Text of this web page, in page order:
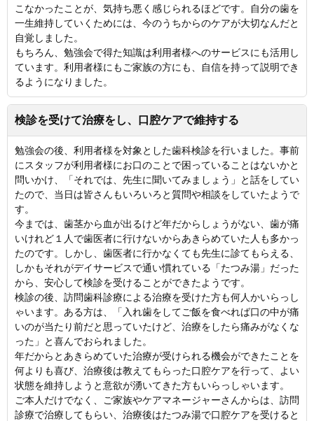
こなかったことが、気持ち悪く感じられるほどです。自分の歯を
一生維持していくためには、今のうちからのケアが大切なんだと
自覚しました。
もちろん、勉強会で得た知識は利用者様へのサービスにも活用し
ています。利用者様にもご家族の方にも、自信を持って説明でき
るようになりました。
検診を受けて治療をし、口腔ケアで維持する
勉強会の後、利用者様を対象とした歯科検診を行いました。事前
にスタッフが利用者様にお口のことで困っていることはないかと
問いかけ、「それでは、先生に聞いてみましょう」と話をしてい
たので、当日は皆さんもいろいろと質問や相談をしていたようで
す。
今までは、歯茎から血が出るけど年だからしょうがない、歯が痛
いけれど１人で歯医者に行けないからあきらめていた人も多かっ
たのです。しかし、歯医者に行かなくても先生に診てもらえる、
しかもそれがデイサービスで通い慣れている「たつみ湯」だった
から、安心して検診を受けることができたようです。
検診の後、訪問歯科診療による治療を受けた方も何人かいらっし
ゃいます。ある方は、「入れ歯をしてご飯を食べれば口の中が痛
いのが当たり前だと思っていたけど、治療をしたら痛みがなくな
った」と喜んでおられました。
年だからとあきらめていた治療が受けられる機会ができたことを
何よりも喜び、治療後は教えてもらった口腔ケアを行って、よい
状態を維持しようと意欲が湧いてきた方もいらっしゃいます。
ご本人だけでなく、ご家族やケアマネージャーさんからは、訪問
診療で治療してもらい、治療後はたつみ湯で口腔ケアを受けると